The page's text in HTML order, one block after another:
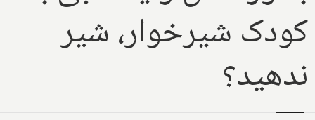
کودک شیرخوار، شیر
ندهید؟